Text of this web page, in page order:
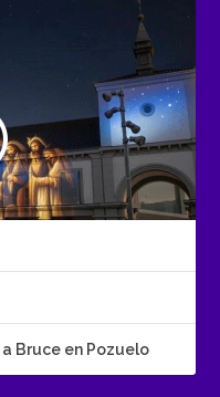
Bruce en Pozuelo